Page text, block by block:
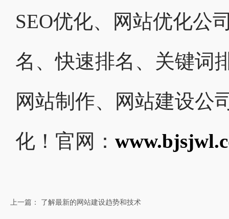
SEO优化、网站优化公
名、快速排名、关键词
网站制作、网站建设公
化！官网：
上一篇： 了解最新的网站建设趋势和技术